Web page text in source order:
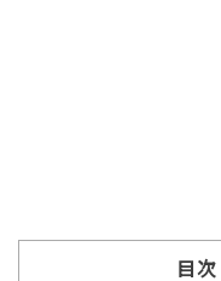
目次